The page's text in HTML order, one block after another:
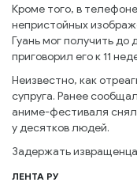
Кроме того, в
непристойных
Гуань мог получить
приговорил его к 11
Неизвестно, как
супруга. Ранее
аниме-фестиваля снял
у десятков людей.
Задержать
ЛЕНТА РУ